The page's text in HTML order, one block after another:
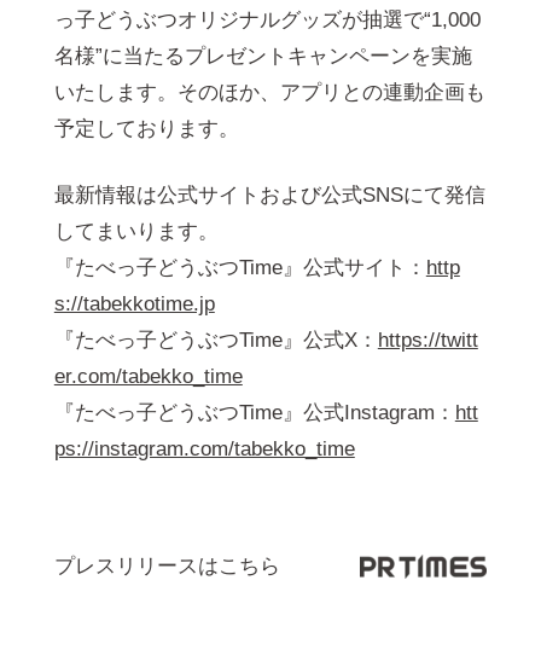
っ子どうぶつオリジナルグッズが抽選で“1,000
名様”に当たるプレゼントキャンペーンを実施
いたします。そのほか、アプリとの連動企画も
予定しております。
最新情報は公式サイトおよび公式SNSにて発信
してまいります。
『たべっ⼦どうぶつTime』公式サイト： http
s://tabekkotime.jp
『たべっ⼦どうぶつTime』公式X： https://twitt
er.com/tabekko_time
『たべっ⼦どうぶつTime』公式Instagram： htt
ps://instagram.com/tabekko_time
プレスリリースはこちら